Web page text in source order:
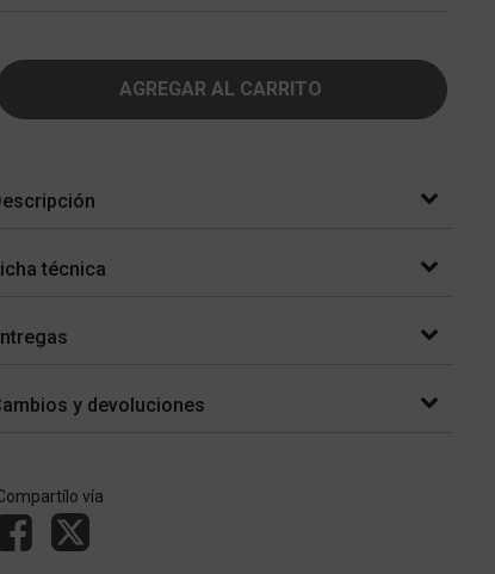
AGREGAR AL CARRITO
técnica
y devoluciones
vía